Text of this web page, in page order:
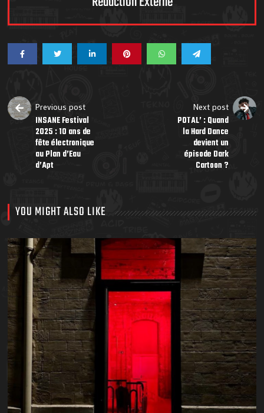
Previous post
INSANE Festival
2025 : 10 ans de
fête électronique
au Plan d’Eau
d’Apt
Next post
POTAL’ : Quand
la Hard Dance
devient un
épisode Dark
Cartoon ?
YOU MIGHT ALSO LIKE